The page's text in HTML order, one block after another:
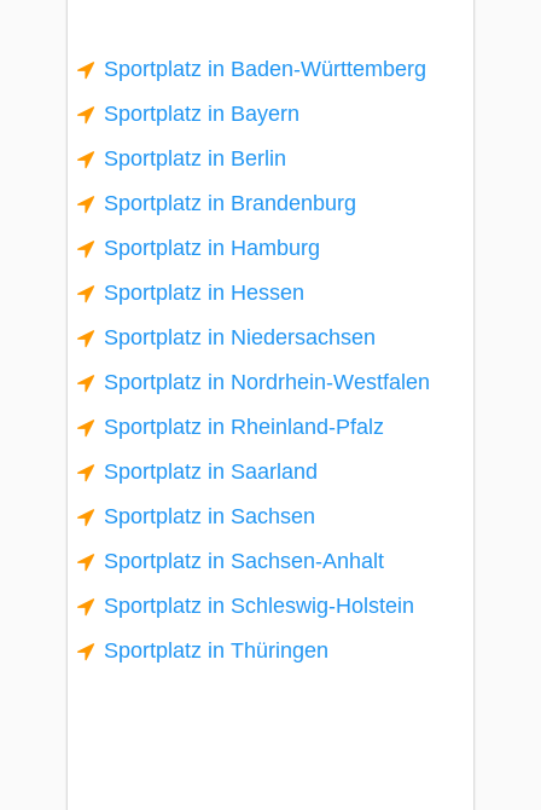
Sportplatz in Baden-Württemberg
Sportplatz in Bayern
Sportplatz in Berlin
Sportplatz in Brandenburg
Sportplatz in Hamburg
Sportplatz in Hessen
Sportplatz in Niedersachsen
Sportplatz in Nordrhein-Westfalen
Sportplatz in Rheinland-Pfalz
Sportplatz in Saarland
Sportplatz in Sachsen
Sportplatz in Sachsen-Anhalt
Sportplatz in Schleswig-Holstein
Sportplatz in Thüringen